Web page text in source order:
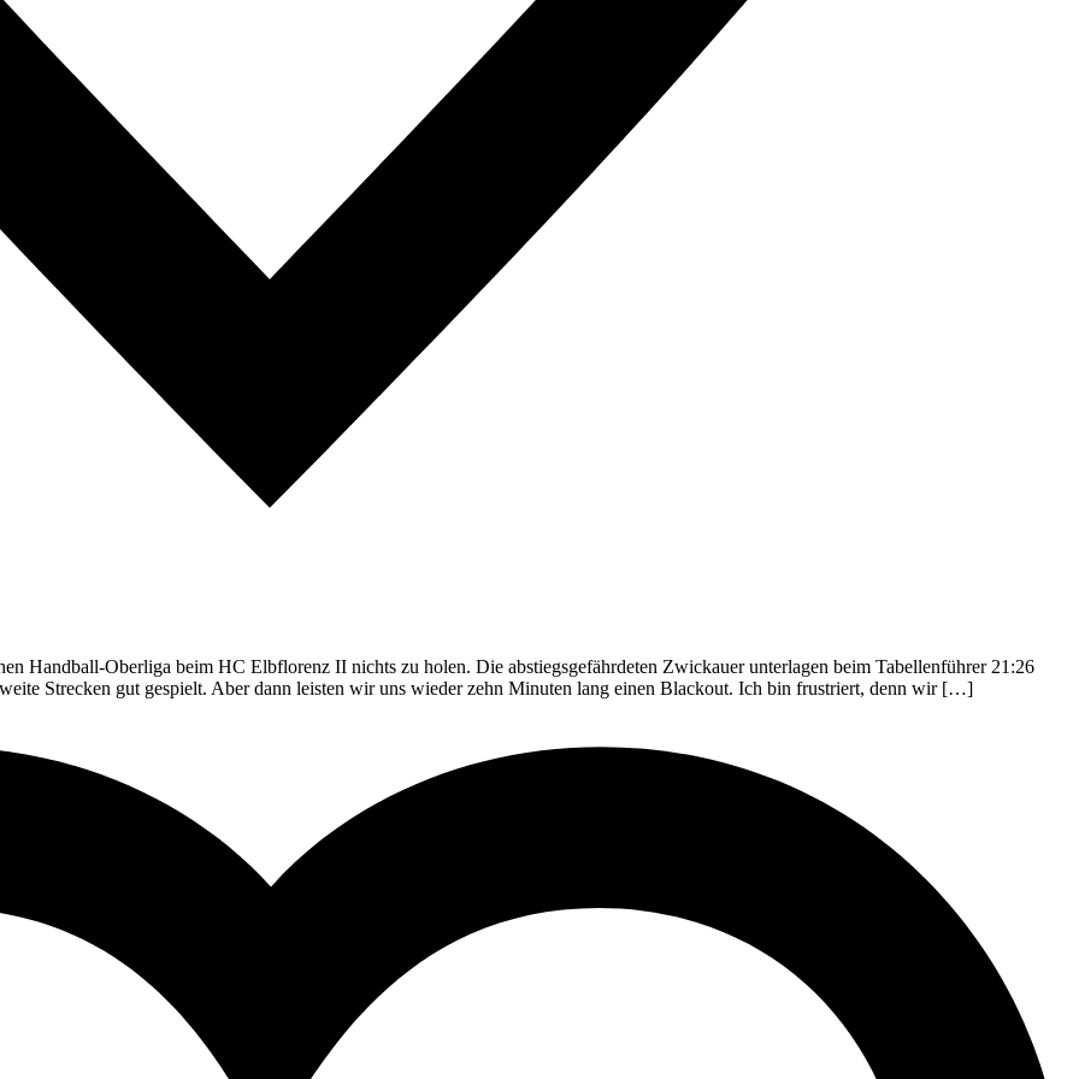
Handball-Oberliga beim HC Elbflorenz II nichts zu holen. Die abstiegsgefährdeten Zwickauer unterlagen beim Tabellenführer 21:26
Strecken gut gespielt. Aber dann leisten wir uns wieder zehn Minuten lang einen Blackout. Ich bin frustriert, denn wir […]